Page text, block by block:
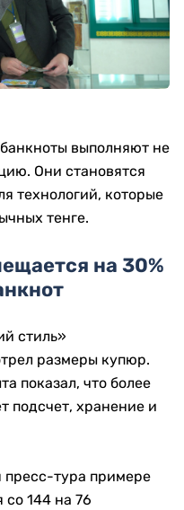
выполняют не
Они становятся
технологий, которые
тенге.
на 30%
стиль»
размеры купюр.
показал, что более
подсчет, хранение и
пресс-тура примере
со 144 на 76